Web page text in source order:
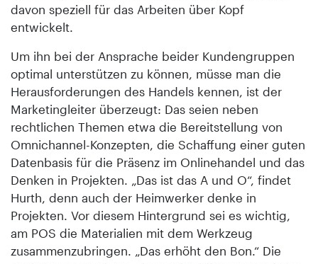
davon speziell für das Arbeiten über Kopf
entwickelt.
Um ihn bei der Ansprache beider Kundengruppen
optimal unterstützen zu können, müsse man die
Herausforderungen des Handels kennen, ist der
Marketingleiter überzeugt: Das seien neben
rechtlichen Themen etwa die Bereitstellung von
Omnichannel-Konzepten, die Schaffung einer guten
Datenbasis für die Präsenz im Onlinehandel und das
Denken in Projekten. „Das ist das A und O“, findet
Hurth, denn auch der Heimwerker denke in
Projekten. Vor diesem Hintergrund sei es wichtig,
am POS die Materialien mit dem Werkzeug
zusammenzubringen. „Das erhöht den Bon.“ Die